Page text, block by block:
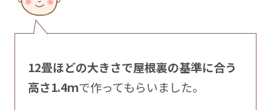
12畳ほどの大きさで屋根裏の基準に合う
高さ1.4ｍで作ってもらいました。